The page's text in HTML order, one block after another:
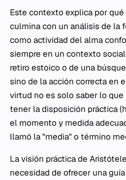
Este contexto explica por qué
culmina con un análisis de la
como actividad del alma
siempre en un contexto
retiro estoico o de una
sino de la acción correcta en
virtud no es solo saber lo que
tener la disposición práctica (
el momento y medida
llamó la "media" o término
La visión práctica de
necesidad de ofrecer una